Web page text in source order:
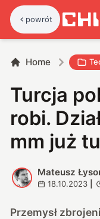
powrót
Home
Turcja
robi.
mm już
M
Mateusz
18.10.2023
Przemysł